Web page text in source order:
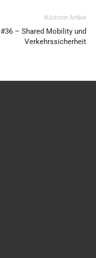
Nächster Artikel
#36 – Shared Mobility und
Verkehrssicherheit